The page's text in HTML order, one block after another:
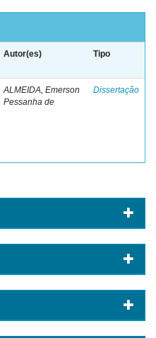
Autor(es) Tipo
ALMEIDA, Emerson
Pessanha de
Dissertação